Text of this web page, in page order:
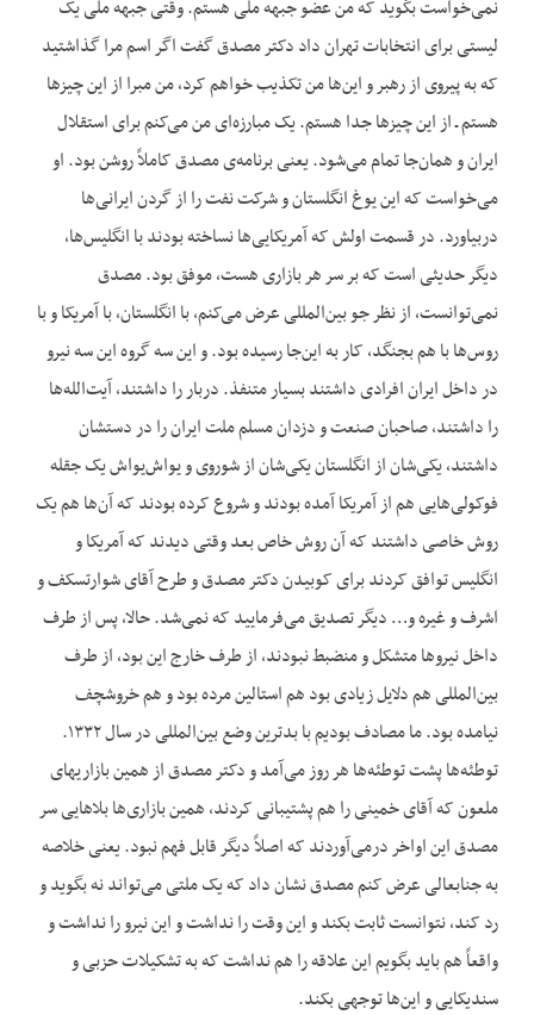
نمی‌خواست بگوید که من عضو جبهه ملی هستم. وقتی جبهه ملی یک
لیستی برای انتخابات تهران داد دکتر مصدق گفت اگر اسم مرا گذاشتید
که به پیروی از رهبر و این‌ها من تکذیب خواهم کرد، من مبرا از این چیزها
هستم ـ از این چیزها جدا هستم. یک مبارزه‌ای من می‌کنم برای استقلال
ایران و همان‌جا تمام می‌شود. یعنی برنامه‌ی مصدق کاملاً روشن بود. او
می‌خواست که این یوغ انگلستان و شرکت نفت را از گردن ایرانی‌ها
دربیاورد. در قسمت اولش که آمریکایی‌ها نساخته بودند با انگلیس‌ها،
دیگر حدیثی است که بر سر هر بازاری هست، موفق بود. مصدق
نمی‌توانست، از نظر جو بین‌المللی عرض می‌کنم، با انگلستان، با آمریکا و با
روس‌ها با هم بجنگد، کار به این‌جا رسیده بود. و این سه گروه این سه نیرو
در داخل ایران افرادی داشتند بسیار متنفذ. دربار را داشتند، آیت‌الله‌ها
را داشتند، صاحبان صنعت و دزدان مسلم ملت ایران را در دستشان
داشتند، یکی‌شان از انگلستان یکی‌شان از شوروی و یواش‌یواش یک جقله
فوکولی‌هایی هم از آمریکا آمده بودند و شروع کرده بودند که آن‌ها هم یک
روش خاصی داشتند که آن روش خاص بعد وقتی دیدند که آمریکا و
انگلیس توافق کردند برای کوبیدن دکتر مصدق و طرح آقای شوارتسکف و
اشرف و غیره و… دیگر تصدیق می‌فرمایید که نمی‌شد. حالا، پس از طرف
داخل نیروها متشکل و منضبط نبودند، از طرف خارج این بود، از طرف
بین‌المللی هم دلایل زیادی بود هم استالین مرده بود و هم خروشچف
نیامده بود. ما مصادف بودیم با بدترین وضع بین‌المللی در سال ۱۳۳۲.
توطئه‌ها پشت توطئه‌ها هر روز می‌آمد و دکتر مصدق از همین بازاری‏های
ملعون که آقای خمینی را هم پشتیبانی کردند، همین بازاری‌ها بلاهایی سر
مصدق این اواخر درمی‌آوردند که اصلاً دیگر قابل فهم نبود. یعنی خلاصه
به جنابعالی عرض کنم مصدق نشان داد که یک ملتی می‌تواند نه بگوید و
رد کند، نتوانست ثابت بکند و این وقت را نداشت و این نیرو را نداشت و
واقعاً هم باید بگویم این علاقه را هم نداشت که به تشکیلات حزبی و
سندیکایی و این‌ها توجهی بکند.